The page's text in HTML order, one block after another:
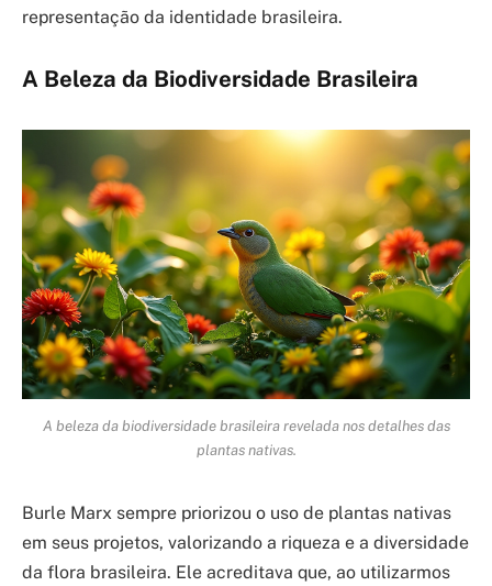
representação da identidade brasileira.
A Beleza da Biodiversidade Brasileira
A beleza da biodiversidade brasileira revelada nos detalhes das
plantas nativas.
Burle Marx sempre priorizou o uso de plantas nativas
em seus projetos, valorizando a riqueza e a diversidade
da flora brasileira. Ele acreditava que, ao utilizarmos